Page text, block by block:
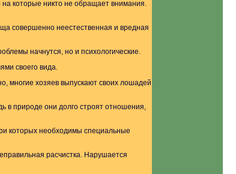
которые никто не обращает внимания.
совершенно неестественная и вредная
начнутся, но и психологические.
своего вида.
многие хозяев выпускают своих лошадей
в природе они долго строят отношения,
которых необходимы специальные
расчистка. Нарушается